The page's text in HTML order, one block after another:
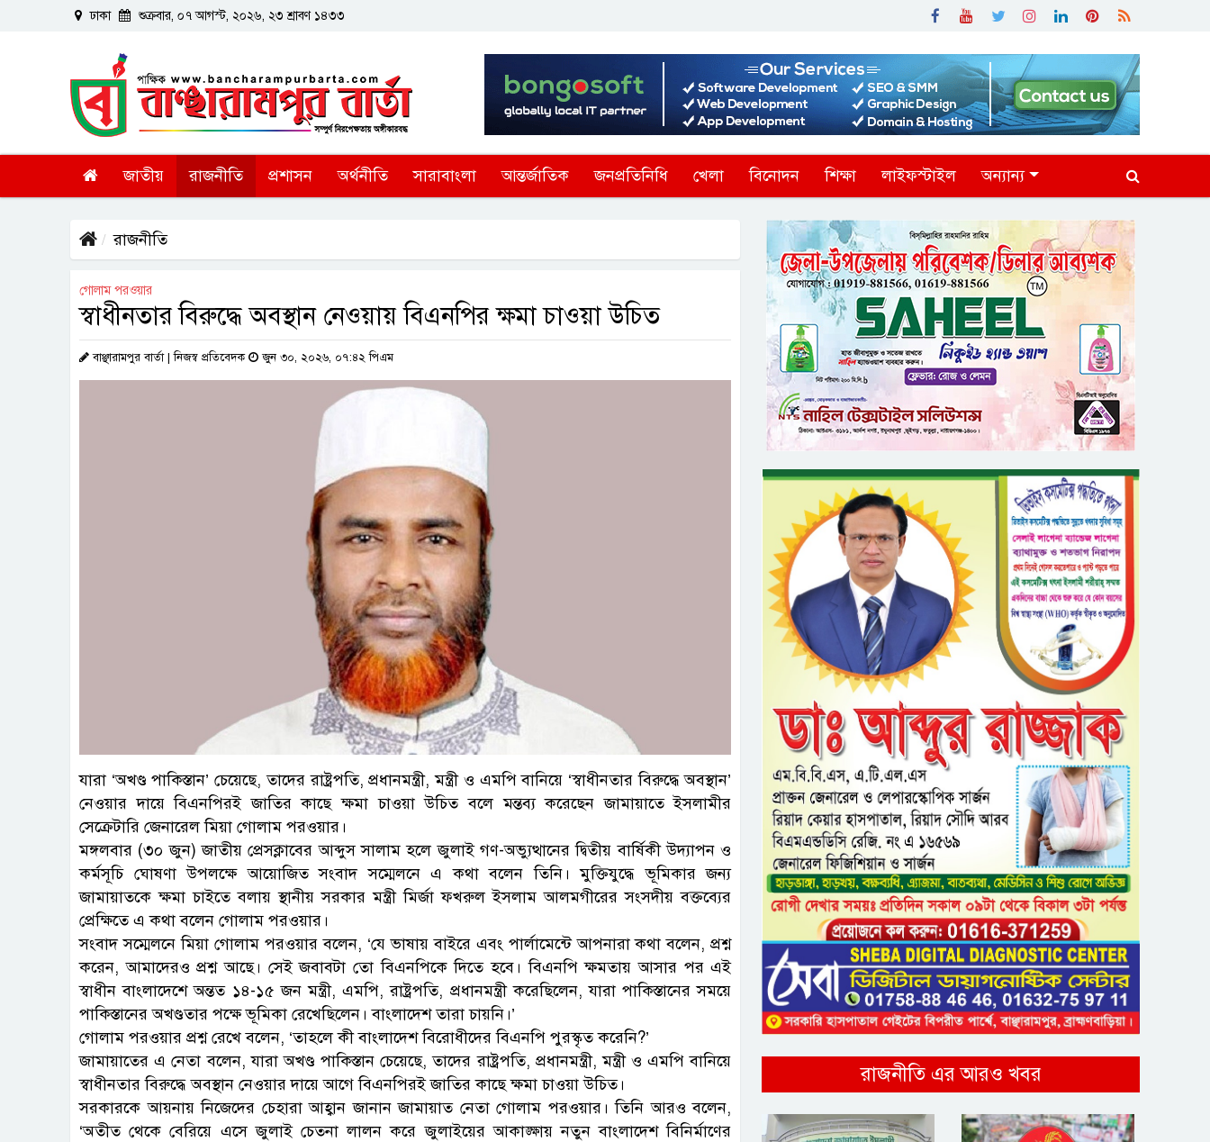
ঢাকা শুক্রবার, ০৭ আগস্ট, ২০২৬, ২৩ শ্রাবণ ১৪৩৩
জাতীয় রাজনীতি প্রশাসন অর্থনীতি সারাবাংলা আন্তর্জাতিক জনপ্রতিনিধি খেলা বিনোদন শিক্ষা লাইফস্টাইল অন্যান্য
রাজনীতি
গোলাম পরওয়ার
স্বাধীনতার বিরুদ্ধে অবস্থান নেওয়ায় বিএনপির ক্ষমা চাওয়া উচিত
বাঞ্ছারামপুর বার্তা | ‎নিজস্ব প্রতিবেদক জুন ৩০, ২০২৬, ০৭:৪২ পিএম
যারা ‘অখণ্ড পাকিস্তান’ চেয়েছে, তাদের রাষ্ট্রপতি, প্রধানমন্ত্রী, মন্ত্রী ও এমপি বানিয়ে ‘স্বাধীনতার বিরুদ্ধে অবস্থান’
নেওয়ার দায়ে বিএনপিরই জাতির কাছে ক্ষমা চাওয়া উচিত বলে মন্তব্য করেছেন জামায়াতে ইসলামীর
সেক্রেটারি জেনারেল মিয়া গোলাম পরওয়ার।
মঙ্গলবার (৩০ জুন) জাতীয় প্রেসক্লাবের আব্দুস সালাম হলে জুলাই গণ-অভ্যুত্থানের দ্বিতীয় বার্ষিকী উদ্যাপন ও
কর্মসূচি ঘোষণা উপলক্ষে আয়োজিত সংবাদ সম্মেলনে এ কথা বলেন তিনি। মুক্তিযুদ্ধে ভূমিকার জন্য
জামায়াতকে ক্ষমা চাইতে বলায় স্থানীয় সরকার মন্ত্রী মির্জা ফখরুল ইসলাম আলমগীরের সংসদীয় বক্তব্যের
প্রেক্ষিতে এ কথা বলেন গোলাম পরওয়ার।
সংবাদ সম্মেলনে মিয়া গোলাম পরওয়ার বলেন, ‘যে ভাষায় বাইরে এবং পার্লামেন্টে আপনারা কথা বলেন, প্রশ্ন
করেন, আমাদেরও প্রশ্ন আছে। সেই জবাবটা তো বিএনপিকে দিতে হবে। বিএনপি ক্ষমতায় আসার পর এই
স্বাধীন বাংলাদেশে অন্তত ১৪-১৫ জন মন্ত্রী, এমপি, রাষ্ট্রপতি, প্রধানমন্ত্রী করেছিলেন, যারা পাকিস্তানের সময়ে
পাকিস্তানের অখণ্ডতার পক্ষে ভূমিকা রেখেছিলেন। বাংলাদেশ তারা চায়নি।’
গোলাম পরওয়ার প্রশ্ন রেখে বলেন, ‘তাহলে কী বাংলাদেশ বিরোধীদের বিএনপি পুরস্কৃত করেনি?’
জামায়াতের এ নেতা বলেন, যারা অখণ্ড পাকিস্তান চেয়েছে, তাদের রাষ্ট্রপতি, প্রধানমন্ত্রী, মন্ত্রী ও এমপি বানিয়ে
স্বাধীনতার বিরুদ্ধে অবস্থান নেওয়ার দায়ে আগে বিএনপিরই জাতির কাছে ক্ষমা চাওয়া উচিত।
সরকারকে আয়নায় নিজেদের চেহারা আহ্বান জানান জামায়াত নেতা গোলাম পরওয়ার। তিনি আরও বলেন,
‘অতীত থেকে বেরিয়ে এসে জুলাই চেতনা লালন করে জুলাইয়ের আকাঙ্ক্ষায় নতুন বাংলাদেশ বিনির্মাণের
রাজনীতি এর আরও খবর